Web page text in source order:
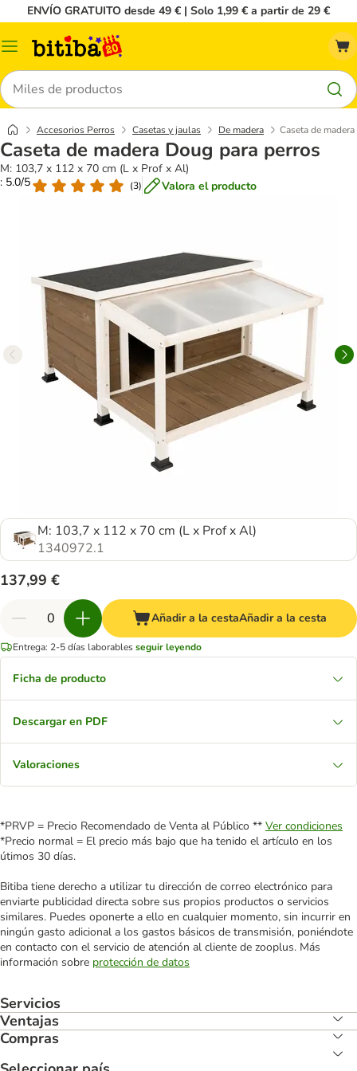
ENVÍO GRATUITO desde 49 € | Solo 1,99 € a partir de 29 €
Menú
Buscar
Accesorios Perros Casetas y jaulas De madera Caseta de
Caseta de madera Doug para perros
M: 103,7 x 112 x 70 cm (L x Prof x Al)
: 5.0/5
(3) Valora el producto
M: 103,7 x 112 x 70 cm (L x Prof x Al)
1340972.1
137,99 €
Añadir a la cestaAñadir a la cesta
Entrega: 2-5 días laborablesseguir leyendo
Ficha de producto
Descargar en PDF
Valoraciones
*PRVP = Precio Recomendado de Venta al Público ** Ver condiciones
*Precio normal = El precio más bajo que ha tenido el artículo en los
útimos 30 días.
Bitiba tiene derecho a utilizar tu dirección de correo electrónico para
enviarte publicidad directa sobre sus propios productos o servicios
similares. Puedes oponerte a ello en cualquier momento, sin incurrir en
ningún gasto adicional a los gastos básicos de transmisión, poniéndote
en contacto con el servicio de atención al cliente de zooplus. Más
información sobre protección de datos
Servicios
Ventajas
Compras